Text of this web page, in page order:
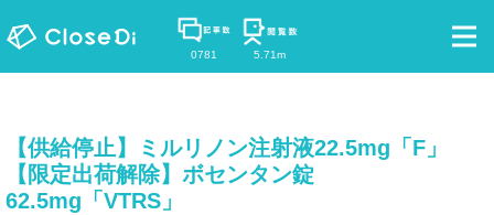
0781 5.71m
【供給停止】ミルリノン注射液22.5mg「F」
【限定出荷解除】ボセンタン錠
62.5mg「VTRS」